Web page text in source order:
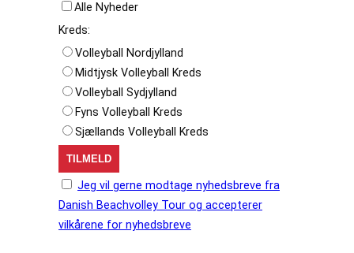
Alle Nyheder
Kreds:
Volleyball Nordjylland
Midtjysk Volleyball Kreds
Volleyball Sydjylland
Fyns Volleyball Kreds
Sjællands Volleyball Kreds
Jeg vil gerne modtage nyhedsbreve fra
Danish Beachvolley Tour og accepterer
vilkårene for nyhedsbreve